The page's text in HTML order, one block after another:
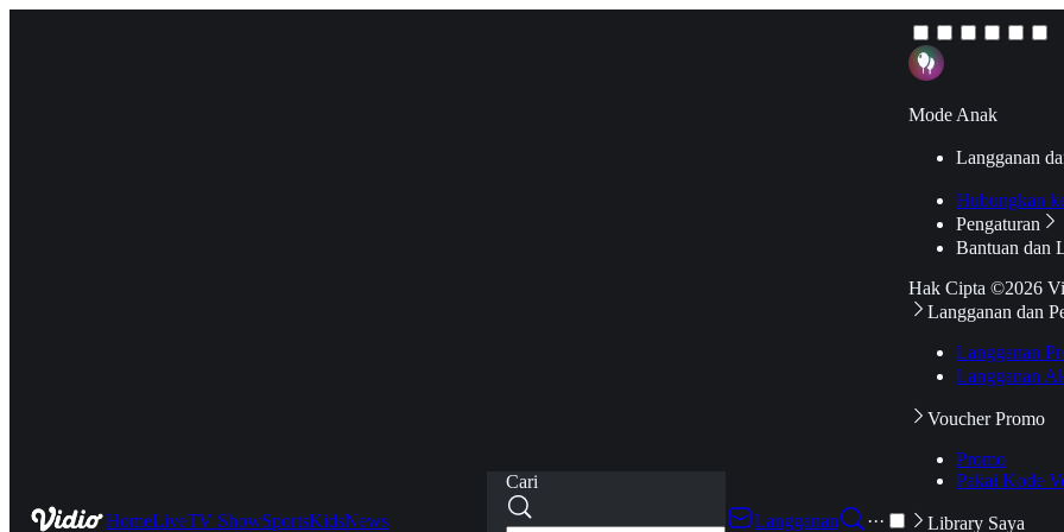
HomeLiveTV ShowSportsKidsNews
Cari
Langganan
···
Mode Anak
Langganan
Hubungkan
Pengaturan
Bantuan dan
Hak Cipta ©2026
Langganan dan
Langganan
Langganan
Voucher Promo
Promo
Pakai Kode
Library Saya